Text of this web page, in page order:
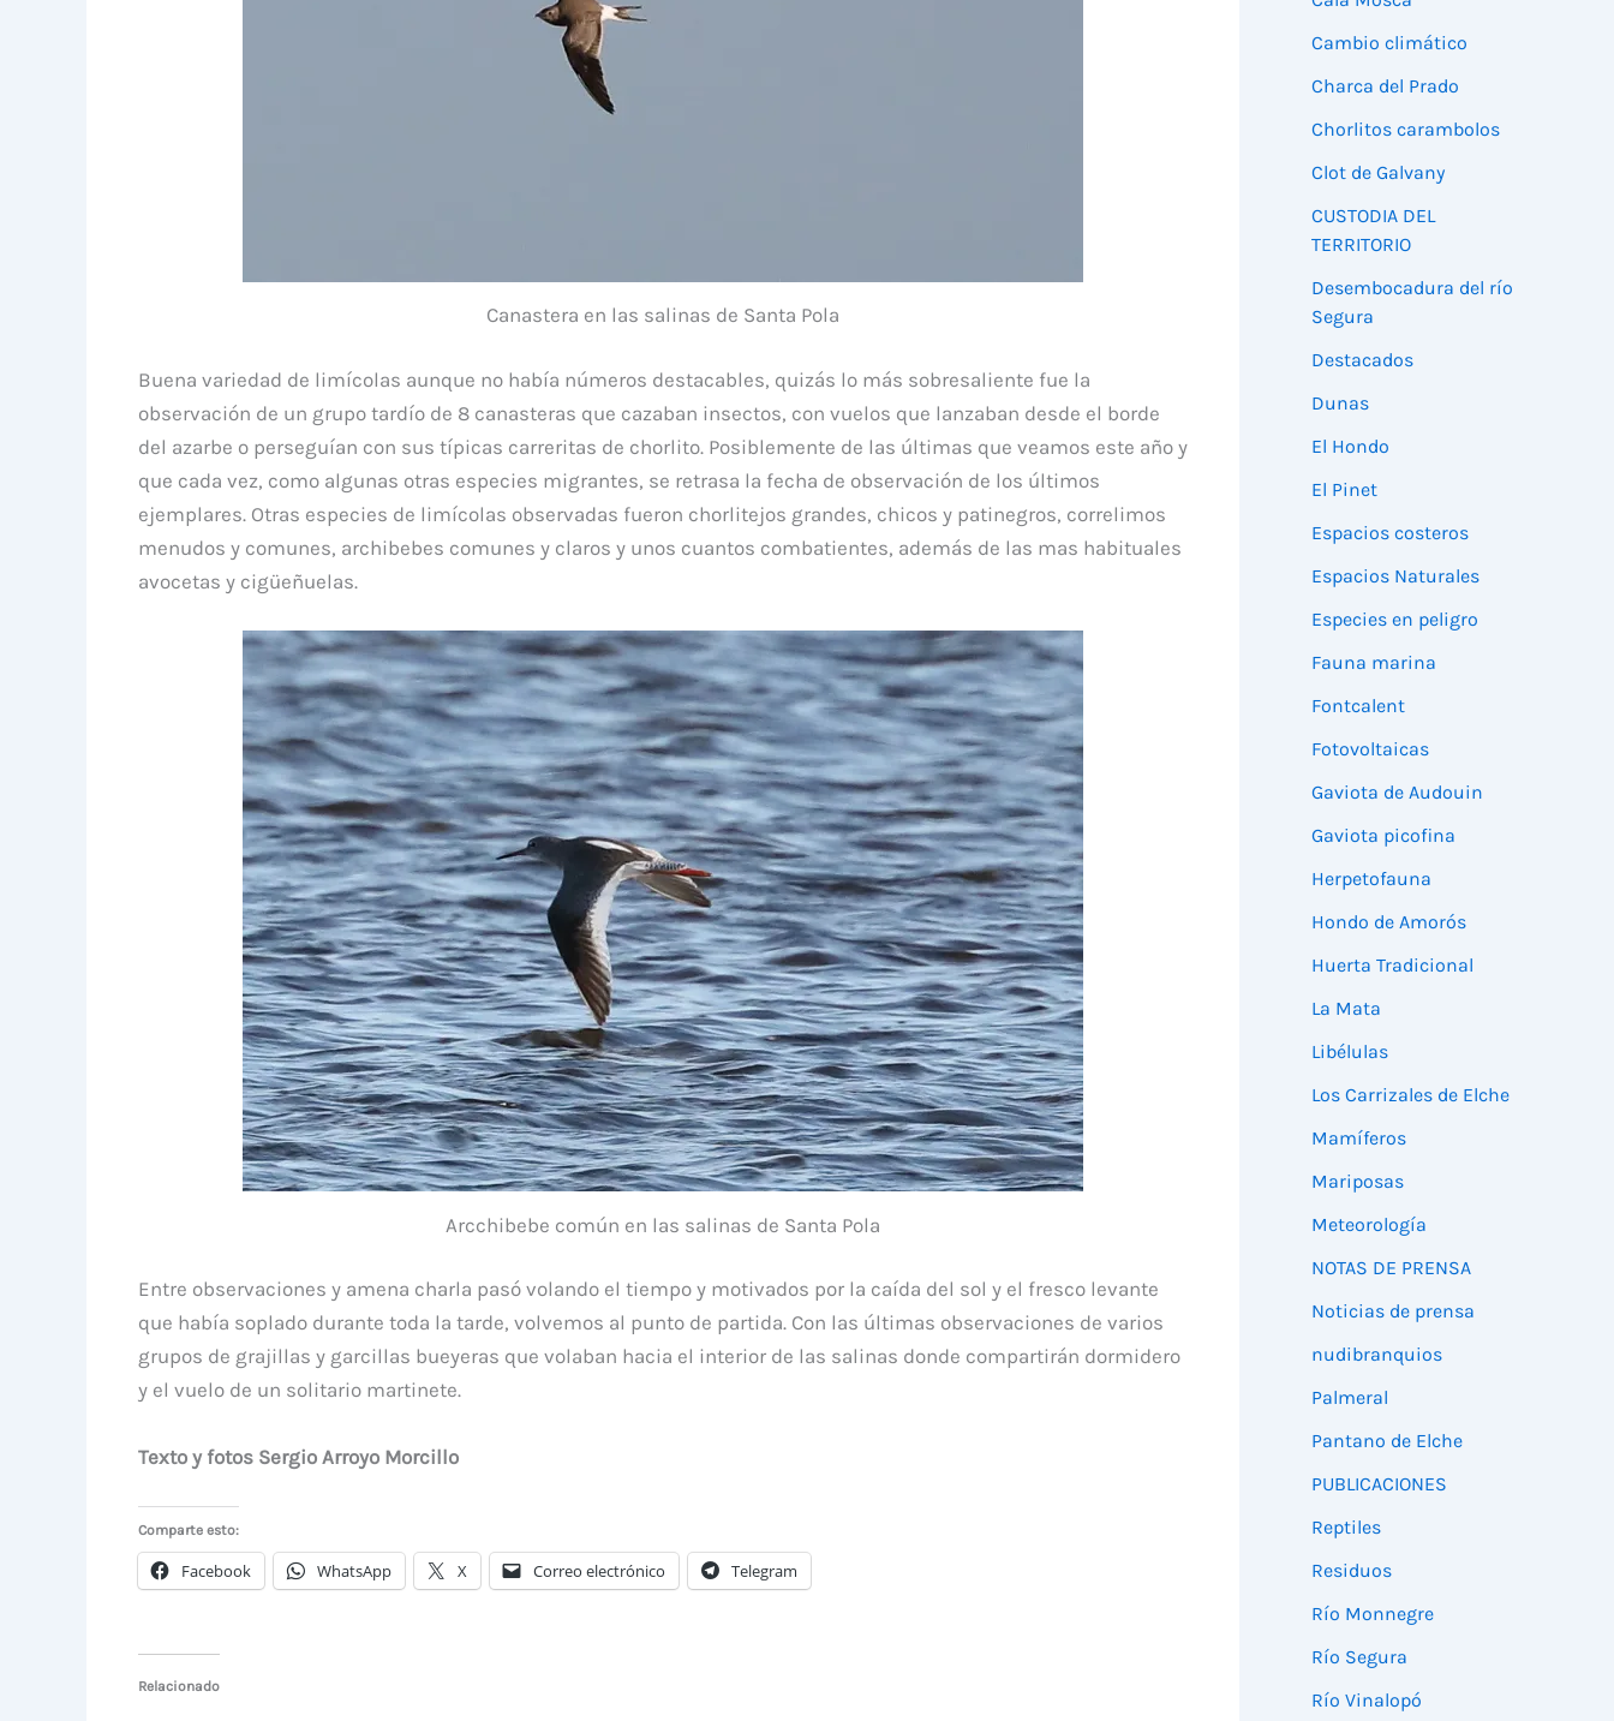
Canastera en las salinas de Santa Pola
Buena variedad de limícolas aunque no había números destacables, quizás lo más sobresaliente fue la
observación de un grupo tardío de 8 canasteras que cazaban insectos, con vuelos que lanzaban desde el borde
del azarbe o perseguían con sus típicas carreritas de chorlito. Posiblemente de las últimas que veamos este año y
que cada vez, como algunas otras especies migrantes, se retrasa la fecha de observación de los últimos
ejemplares. Otras especies de limícolas observadas fueron chorlitejos grandes, chicos y patinegros, correlimos
menudos y comunes, archibebes comunes y claros y unos cuantos combatientes, además de las mas habituales
avocetas y cigüeñuelas.
Arcchibebe común en las salinas de Santa Pola
Entre observaciones y amena charla pasó volando el tiempo y motivados por la caída del sol y el fresco levante
que había soplado durante toda la tarde, volvemos al punto de partida. Con las últimas observaciones de varios
grupos de grajillas y garcillas bueyeras que volaban hacia el interior de las salinas donde compartirán dormidero
y el vuelo de un solitario martinete.
Texto y fotos Sergio Arroyo Morcillo
Comparte esto:
Facebook WhatsApp X Correo electrónico Telegram
Relacionado
Cambio climático
Charca del Prado
Chorlitos carambolos
Clot de Galvany
CUSTODIA DEL
TERRITORIO
Desembocadura del río
Segura
Destacados
Dunas
El Hondo
El Pinet
Espacios costeros
Espacios Naturales
Especies en peligro
Fauna marina
Fontcalent
Fotovoltaicas
Gaviota de Audouin
Gaviota picofina
Herpetofauna
Hondo de Amorós
Huerta Tradicional
La Mata
Libélulas
Los Carrizales de Elche
Mamíferos
Mariposas
Meteorología
NOTAS DE PRENSA
Noticias de prensa
nudibranquios
Palmeral
Pantano de Elche
PUBLICACIONES
Reptiles
Residuos
Río Monnegre
Río Segura
Río Vinalopó